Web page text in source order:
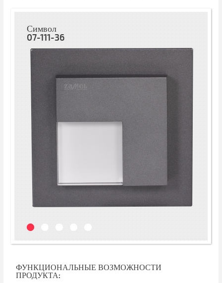
Символ
07-111-36
ФУНКЦИОНАЛЬНЫЕ ВОЗМОЖНОСТИ
ПРОДУКТА: